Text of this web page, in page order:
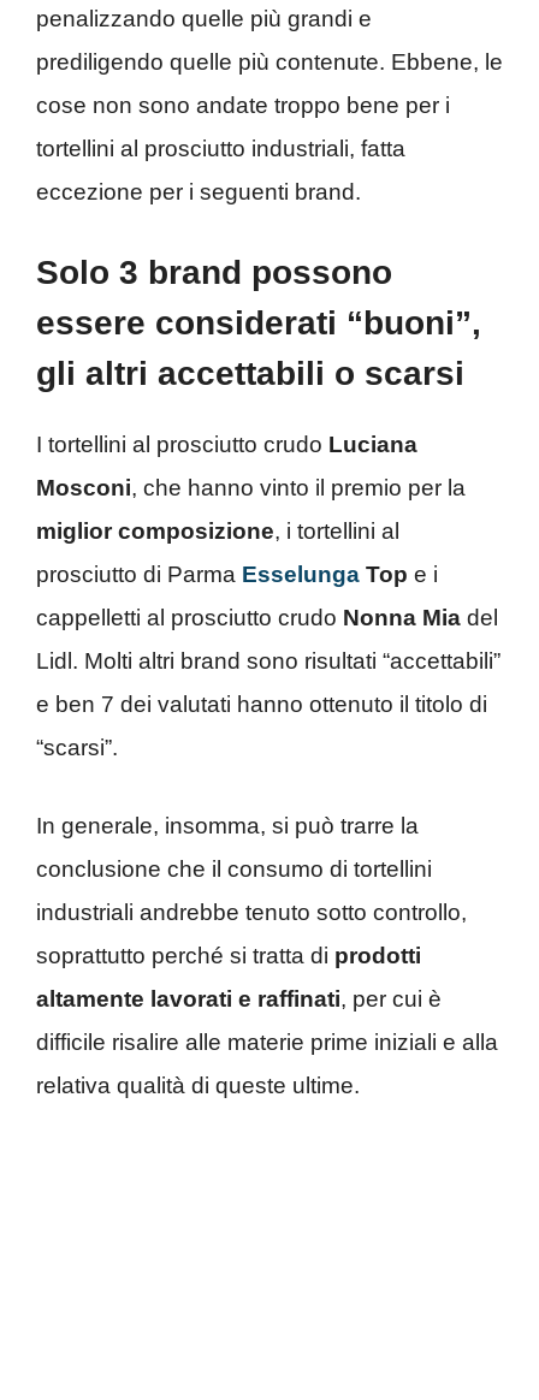
penalizzando quelle più grandi e
prediligendo quelle più contenute. Ebbene, le
cose non sono andate troppo bene per i
tortellini al prosciutto industriali, fatta
eccezione per i seguenti brand.
Solo 3 brand possono
essere considerati “buoni”,
gli altri accettabili o scarsi
I tortellini al prosciutto crudo Luciana
Mosconi, che hanno vinto il premio per la
miglior composizione, i tortellini al
prosciutto di Parma Esselunga Top e i
cappelletti al prosciutto crudo Nonna Mia del
Lidl. Molti altri brand sono risultati “accettabili”
e ben 7 dei valutati hanno ottenuto il titolo di
“scarsi”.
In generale, insomma, si può trarre la
conclusione che il consumo di tortellini
industriali andrebbe tenuto sotto controllo,
soprattutto perché si tratta di prodotti
altamente lavorati e raffinati, per cui è
difficile risalire alle materie prime iniziali e alla
relativa qualità di queste ultime.